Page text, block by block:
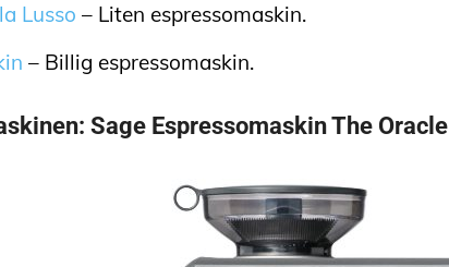
Lusso – Liten espressomaskin.
– Billig espressomaskin.
: Sage Espressomaskin The Oracle